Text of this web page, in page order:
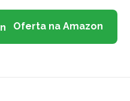
Oferta na Amazon